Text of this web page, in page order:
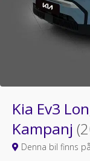
Kia Ev3
Kampanj
Denna bil finns